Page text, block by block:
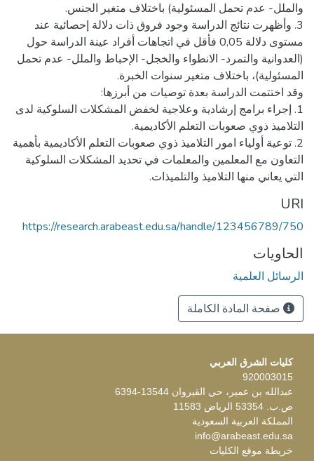
3. وأظهرت نتائج الدراسة وجود فروق ذات دلالة إحصائية عند
مستوى دلالة 0,05 فأقل في اتجاهات أفراد عينة الدراسة حول
(العدوانية والتمرد- الانطواء والخجل- الإحباط والملل- عدم تحمل
1. إجراء برامج إرشادية وعلاجية لخفض المشكلات السلوكية لدى
2. توعية أولياء امور التلاميذ ذوي صعوبات التعلم الأكاديمية بأهمية
التعاون مع المعلمين والمعلمات في تحديد المشكلات السلوكية
التي يعاني منها التلاميذ والتلميذات.
URI
https://research.arabeast.edu.sa/handle/123456789/750
الحاويات
الرسائل العلمية
صفحة المادة الكاملة
كليات الشرق العربي
920003015
عبدالله بن عمير، حي القيروان 13544-6394
ص.ب. 53354 الرياض 11583
المملكة العربية السعودية
info@arabeast.edu.sa
خريطة موقع الكليات